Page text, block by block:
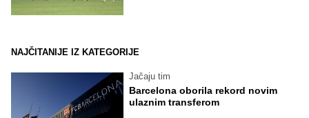
NAJČITANIJE IZ KATEGORIJE
Jačaju tim
Barcelona oborila rekord novim
ulaznim transferom